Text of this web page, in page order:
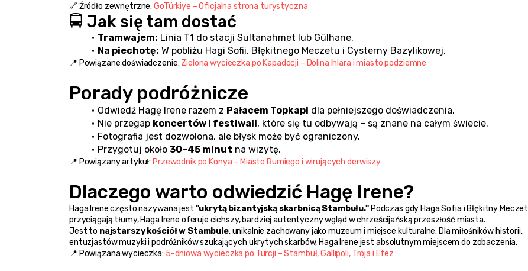
🔗 Źródło zewnętrzne: GoTürkiye – Oficjalna strona turystyczna
🚍 Jak się tam dostać
Tramwajem: Linia T1 do stacji Sultanahmet lub Gülhane.
Na piechotę: W pobliżu Hagi Sofii, Błękitnego Meczetu i Cysterny Bazylikowej.
📍 Powiązane doświadczenie: Zielona wycieczka po Kapadocji – Dolina Ihlara i miasto podziemne
Porady podróżnicze
Odwiedź Hagę Irene razem z Pałacem Topkapi dla pełniejszego doświadczenia.
Nie przegap koncertów i festiwali, które się tu odbywają – są znane na całym świecie.
Fotografia jest dozwolona, ale błysk może być ograniczony.
Przygotuj około 30–45 minut na wizytę.
📍 Powiązany artykuł: Przewodnik po Konya – Miasto Rumiego i wirujących derwiszy
Dlaczego warto odwiedzić Hagę Irene?
Haga Irene często nazywana jest "ukrytą bizantyjską skarbnicą Stambułu." Podczas gdy Haga Sofia i Błękitny Meczet
przyciągają tłumy, Haga Irene oferuje cichszy, bardziej autentyczny wgląd w chrześcijańską przeszłość miasta.
Jest to najstarszy kościół w Stambule, unikalnie zachowany jako muzeum i miejsce kulturalne. Dla miłośników historii,
entuzjastów muzyki i podróżników szukających ukrytych skarbów, Haga Irene jest absolutnym miejscem do zobaczenia.
📍 Powiązana wycieczka: 5-dniowa wycieczka po Turcji – Stambuł, Gallipoli, Troja i Efez